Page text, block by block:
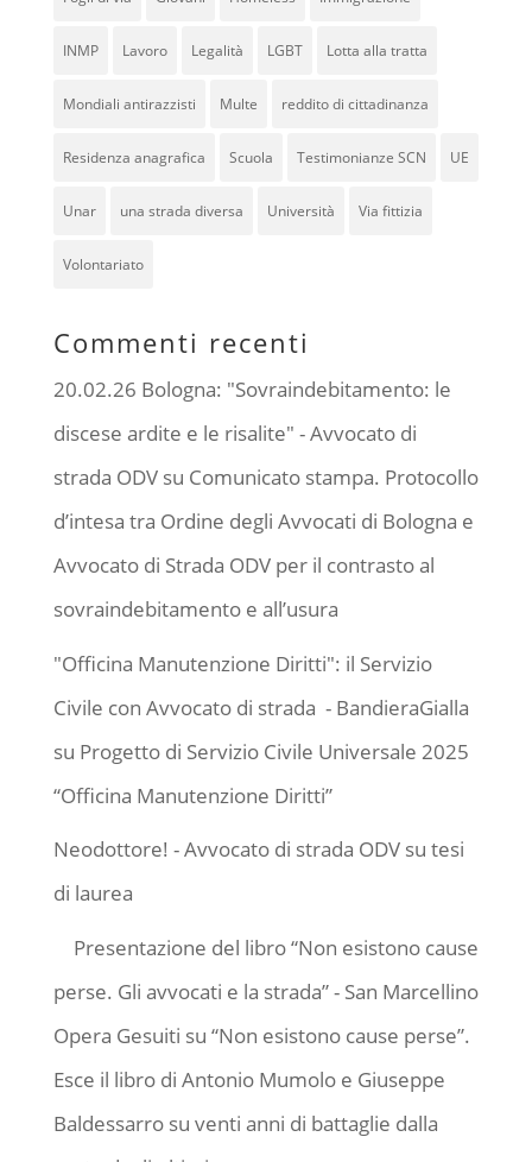
INMP Lavoro Legalità LGBT Lotta alla tratta
Mondiali antirazzisti Multe reddito di cittadinanza
Residenza anagrafica Scuola Testimonianze SCN UE
Unar una strada diversa Università Via fittizia
Volontariato
Commenti recenti
20.02.26 Bologna: "Sovraindebitamento: le
discese ardite e le risalite" - Avvocato di
strada ODVsu Comunicato stampa. Protocollo
d’intesa tra Ordine degli Avvocati di Bologna e
Avvocato di Strada ODV per il contrasto al
sovraindebitamento e all’usura
"Officina Manutenzione Diritti": il Servizio
Civile con Avvocato di strada - BandieraGialla
su Progetto di Servizio Civile Universale 2025
“Officina Manutenzione Diritti”
Neodottore! - Avvocato di strada ODVsu tesi
di laurea
Presentazione del libro “Non esistono cause
perse. Gli avvocati e la strada” - San Marcellino
Opera Gesuiti su “Non esistono cause perse”.
Esce il libro di Antonio Mumolo e Giuseppe
Baldessarro su venti anni di battaglie dalla